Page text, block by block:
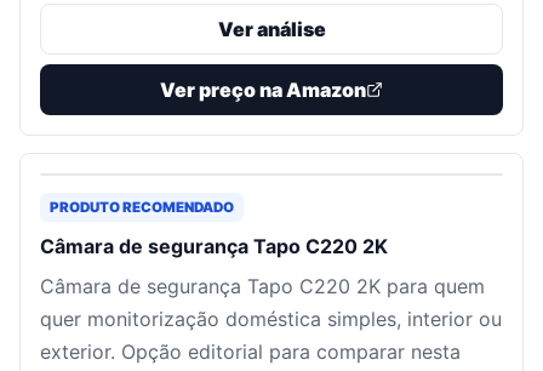
Ver análise
Ver preço na Amazon
PRODUTO RECOMENDADO
Câmara de segurança Tapo C220 2K
Câmara de segurança Tapo C220 2K para quem
quer monitorização doméstica simples, interior ou
exterior. Opção editorial para comparar nesta